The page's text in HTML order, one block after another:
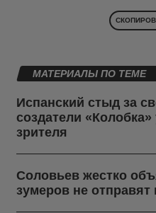
МАТЕРИАЛЫ ПО ТЕМЕ
Испанский стыд за
создатели
зрителя
Соловьев жестко
зумеров не